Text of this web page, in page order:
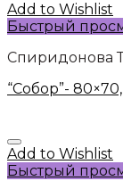
Add to Wishlist
Быстрый
Спиридонова
“Собор”-
Add to Wishlist
Быстрый